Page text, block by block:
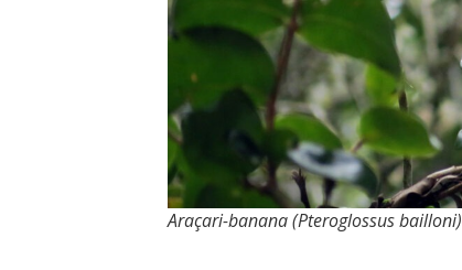
Araçari-banana (Pteroglossus bailloni)